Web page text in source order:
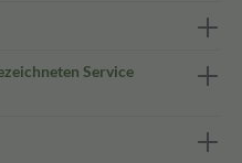
Service